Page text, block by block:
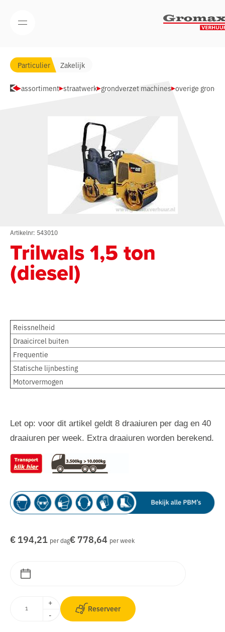
Open/Sluit mobiel menu
Particulier Zakelijk
assortiment straatwerk grondverzet machines overige
Artikelnr: 543010
Trilwals 1,5 ton
(diesel)
Reissnelheid
Draaicircel buiten
Frequentie
Statische lijnbesting
Motorvermogen
Let op: voor dit artikel geldt 8 draaiuren per dag en 40
draaiuren per week. Extra draaiuren worden berekend.
€ 194,21 per dag€ 778,64 per week
+
-
Reserveer